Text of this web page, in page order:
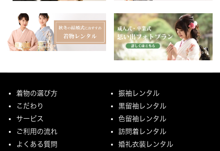
着物の選び方
こだわり
サービス
ご利用の流れ
よくある質問
振袖レンタル
黒留袖レンタル
色留袖レンタル
訪問着レンタル
婚礼衣装レンタル